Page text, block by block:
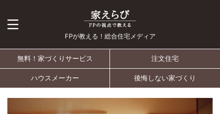
FPが教える！総合住宅メディア
無料！家づくりサービス 注文住宅
ハウスメーカー 後悔しない家づくり